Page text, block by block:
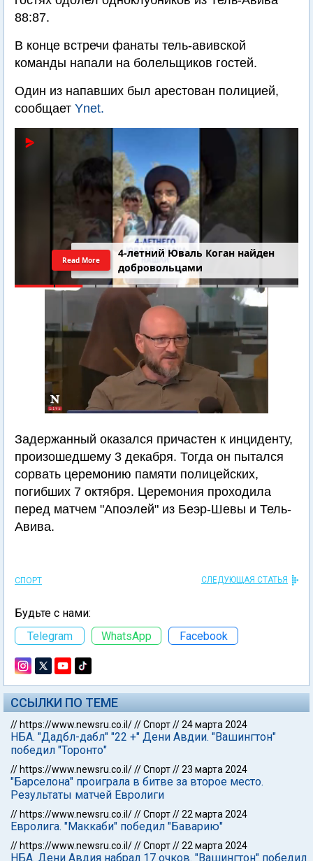
88:87.
В конце встречи фанаты тель-авивской
команды напали на болельщиков гостей.
Один из напавших был арестован полицией,
сообщает Ynet.
4-летний Юваль Коган найден
добровольцами
Read More
Задержанный оказался причастен к инциденту,
произошедшему 3 декабря. Тогда он пытался
сорвать церемонию памяти полицейских,
погибших 7 октября. Церемония проходила
перед матчем "Апоэлей" из Беэр-Шевы и Тель-
Авива.
СПОРТ СЛЕДУЮЩАЯ СТАТЬЯ
Будьте с нами:
Telegram
WhatsApp Facebook
ССЫЛКИ ПО ТЕМЕ
// https://www.newsru.co.il///Спорт//24 марта 2024
НБА. "Дадбл-дабл" "22 +" Дени Авдии. "Вашингтон"
победил "Торонто"
// https://www.newsru.co.il///Спорт//23 марта 2024
"Барселона" проиграла в битве за второе место.
Результаты матчей Евролиги
// https://www.newsru.co.il///Спорт//22 марта 2024
Евролига. "Маккаби" победил "Баварию"
// https://www.newsru.co.il///Спорт//22 марта 2024
НБА. Дени Авдия набрал 17 очков. "Вашингтон" победил